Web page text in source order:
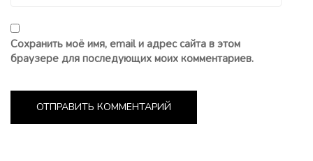
Сохранить моё имя, email и адрес сайта в этом
браузере для последующих моих комментариев.